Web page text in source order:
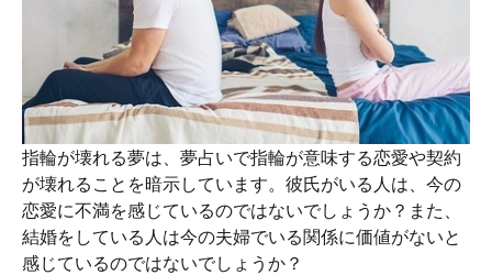
指輪が壊れる夢は、夢占いで指輪が意味する恋愛や契約
が壊れることを暗示しています。彼氏がいる人は、今の
恋愛に不満を感じているのではないでしょうか？また、
結婚をしている人は今の夫婦でいる関係に価値がないと
感じているのではないでしょうか？